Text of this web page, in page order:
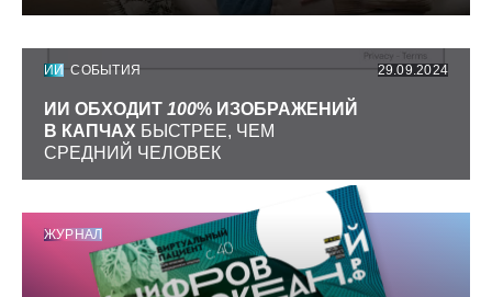
ИИ СОБЫТИЯ 29.09.2024
ИИ ОБХОДИТ 100% ИЗОБРАЖЕНИЙ
В КАПЧАХ БЫСТРЕЕ, ЧЕМ
СРЕДНИЙ ЧЕЛОВЕК
ЖУРНАЛ